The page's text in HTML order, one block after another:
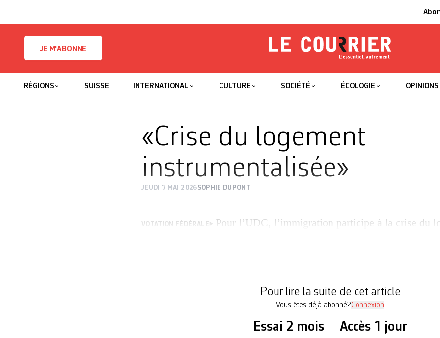
JE M'ABONNE
Le Courrier
RÉGIONS SUISSE INTERNATIONAL CULTURE SOCIÉTÉ ÉCOLOGIE OPINIONS
«Crise du logement
instrumentalisée»
JEUDI 7 MAI 2026SOPHIE DUPONT
VOTATION FÉDÉRALE
Pour l’UDC, l’immigration participe à la crise du
Pour lire la suite de cet article
Vous êtes déjà abonné?Connexion
Essai 2 mois Accès 1 jour